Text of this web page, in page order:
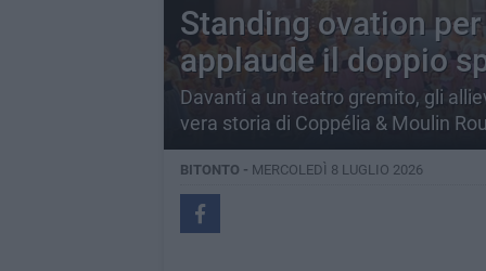
Standing ovation
applaude il doppio
Davanti a un teatro gremito, gli
vera storia di Coppélia & Moulin
BITONTO - MERCOLEDÌ 8 LUGLIO 2026